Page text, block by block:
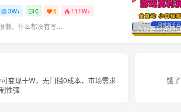
3W+ 0 5 111W+
懒，什么都没有写...
变现十W，无门槛0成本，市场需求
性强
饿